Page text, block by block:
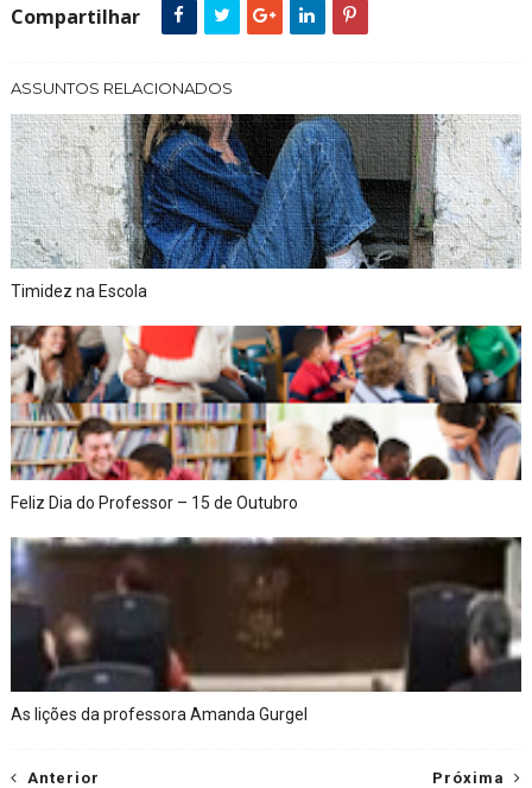
Compartilhar
ASSUNTOS RELACIONADOS
Timidez na Escola
Feliz Dia do Professor – 15 de Outubro
As lições da professora Amanda Gurgel
Próxima
Anterior